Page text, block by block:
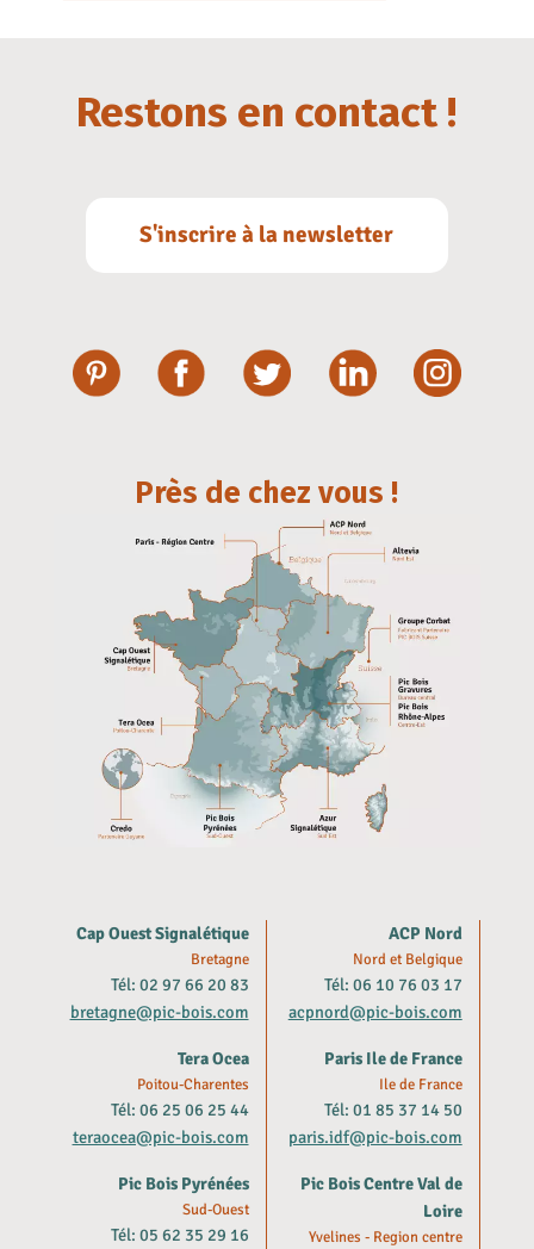
Restons en contact !
S'inscrire à la newsletter
Près de chez vous !
Cap Ouest Signalétique
Bretagne
Tél: 02 97 66 20 83
bretagne@pic-bois.com
Tera Ocea
Poitou-Charentes
Tél: 06 25 06 25 44
teraocea@pic-bois.com
Pic Bois Pyrénées
Sud-Ouest
Tél: 05 62 35 29 16
ACP Nord
Nord et Belgique
Tél: 06 10 76 03 17
acpnord@pic-bois.com
Paris Ile de France
Ile de France
Tél: 01 85 37 14 50
paris.idf@pic-bois.com
Pic Bois Centre Val de
Loire
Yvelines - Region centre